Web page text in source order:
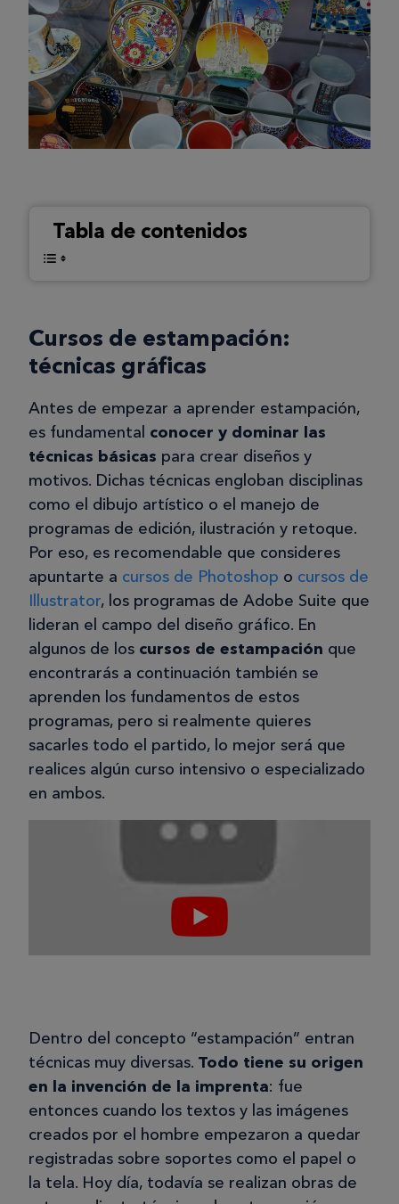
Tabla de contenidos
Cursos de estampación:
técnicas gráficas
Antes de empezar a aprender estampación,
es fundamental conocer y dominar las
técnicas básicas para crear diseños y
motivos. Dichas técnicas engloban disciplinas
como el dibujo artístico o el manejo de
programas de edición, ilustración y retoque.
Por eso, es recomendable que consideres
apuntarte a cursos de Photoshop o cursos de
Illustrator, los programas de Adobe Suite que
lideran el campo del diseño gráfico. En
algunos de los cursos de estampación que
encontrarás a continuación también se
aprenden los fundamentos de estos
programas, pero si realmente quieres
sacarles todo el partido, lo mejor será que
realices algún curso intensivo o especializado
en ambos.
Dentro del concepto “estampación” entran
técnicas muy diversas. Todo tiene su origen
en la invención de la imprenta: fue
entonces cuando los textos y las imágenes
creados por el hombre empezaron a quedar
registradas sobre soportes como el papel o
la tela. Hoy día, todavía se realizan obras de